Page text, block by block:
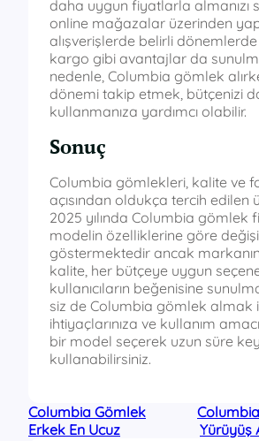
daha uygun fiyatlarla almanızı
online mağazalar üzerinden
alışverişlerde belirli
kargo gibi avantajlar da
nedenle, Columbia gömlek
dönemi takip etmek, bütçenizi
kullanmanıza yardımcı olabilir.
Sonuç
Columbia gömlekleri, kalite ve
açısından oldukça tercih edilen
2025 yılında Columbia gömlek
modelin özelliklerine göre
göstermektedir ancak
kalite, her bütçeye uygun
kullanıcıların beğenisine
siz de Columbia gömlek almak
ihtiyaçlarınıza ve kullanım
bir model seçerek uzun süre
kullanabilirsiniz.
Columbia Gömlek
Erkek En Ucuz
Yürüyüş